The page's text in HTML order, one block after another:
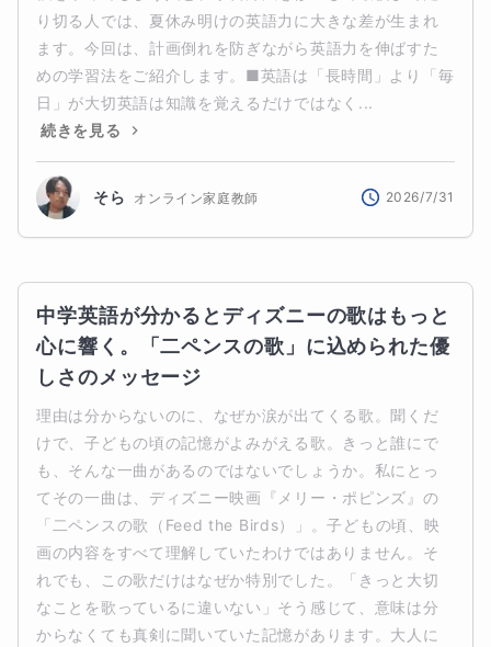
り切る人では、夏休み明けの英語力に大きな差が生まれ
ます。今回は、計画倒れを防ぎながら英語力を伸ばすた
めの学習法をご紹介します。■英語は「長時間」より「毎
日」が大切英語は知識を覚えるだけではなく...
続きを見る
そら オンライン家庭教師 2026/7/31
中学英語が分かるとディズニーの歌はもっと
心に響く。「二ペンスの歌」に込められた優
しさのメッセージ
理由は分からないのに、なぜか涙が出てくる歌。聞くだ
けで、子どもの頃の記憶がよみがえる歌。きっと誰にで
も、そんな一曲があるのではないでしょうか。私にとっ
てその一曲は、ディズニー映画『メリー・ポピンズ』の
「二ペンスの歌（Feed the Birds）」。子どもの頃、映
画の内容をすべて理解していたわけではありません。そ
れでも、この歌だけはなぜか特別でした。「きっと大切
なことを歌っているに違いない」そう感じて、意味は分
からなくても真剣に聞いていた記憶があります。大人に